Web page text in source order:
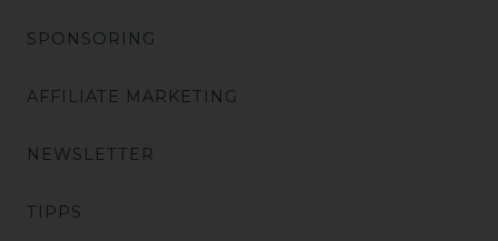
SPONSORING
AFFILIATE MARKETING
NEWSLETTER
TIPPS